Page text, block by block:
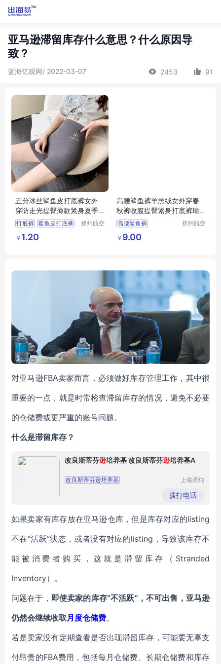
亚马逊滞留库存什么意思？什么原因导
致？
蓝海亿观网/ 2022-03-07 2453 91
五分冰丝鲨鱼皮打底裤女外
穿防走光提臀薄款紧身夏季
健美瑜伽短裤
打底裤 鲨鱼皮打底裤
短裤
瑜伽短裤
郑州航空
￥ 1.20
高腰鲨鱼裤羊羔绒女外穿春
秋裤收腹提臀紧身打底裤瑜
伽芭比裤代发
高腰鲨鱼裤
羊羔绒女外穿春秋裤
收腹提臀紧身打底裤
郑州航空
￥ 9.00
对亚马逊FBA卖家而言，必须做好库存管理工作，其中很
重要的一点，就是时常检查滞留库存的情况，避免不必要
的仓储费或更严重的账号问题。
什么是滞留库存？
改良斯蒂芬逊培养基 改良斯蒂芬逊培养基A
改良斯蒂芬逊培养基
上海语纯
有限公司
拨打电话
如果卖家有库存放在亚马逊仓库，但是库存对应的listing
不在“活跃”状态，或者没有对应的listing，导致该库存不
能被消费者购买，这就是滞留库存（Stranded
Inventory）。
问题在于， 即使卖家的库存“不活跃”，不可出售，亚马逊
仍然会继续收取月度仓储费。
若是卖家没有定期查看是否出现滞留库存，可能要无辜支
付昂贵的FBA费用，包括每月仓储费、长期仓储费和库存